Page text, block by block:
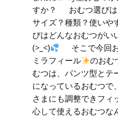
すか？ おむつ選びは
サイズ？種類？使いや
びはどんなおむつがい
(>_<)
そこで今回
ミラフィール
のおむ
むつは、パンツ型とテ
になっているおむつで
さまにも調整できフィ
心して使えるおむ